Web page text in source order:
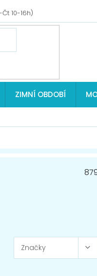
ZIMNÍ OBDOBÍ
Značky